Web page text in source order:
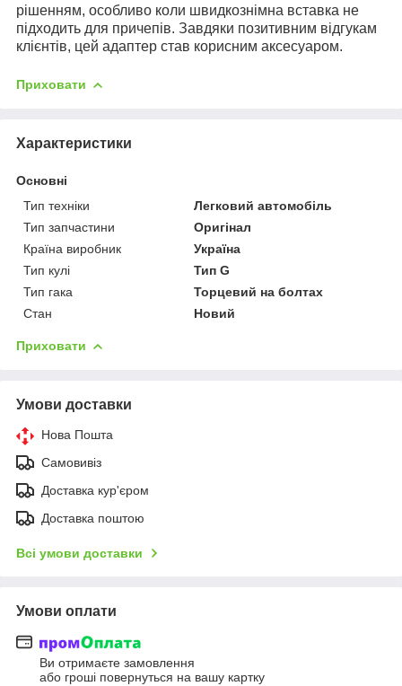
рішенням, особливо коли швидкознімна вставка не
підходить для причепів. Завдяки позитивним відгукам
клієнтів, цей адаптер став корисним аксесуаром.
Приховати
Характеристики
Основні
Тип техніки
Легковий автомобіль
Тип запчастини
Оригінал
Країна виробник
Україна
Тип кулі
Тип G
Тип гака
Торцевий на болтах
Стан
Новий
Приховати
Умови доставки
Нова Пошта
Самовивіз
Доставка кур'єром
Доставка поштою
Всі умови доставки
Умови оплати
Ви отримаєте замовлення
або гроші повернуться на вашу картку